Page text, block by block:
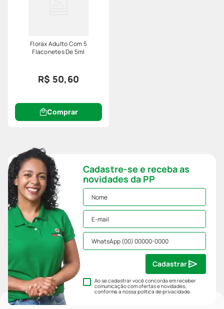
Florax Adulto Com 5
Flaconetes De 5ml
R$ 50,60
Comprar
Cadastre-se e receba as
novidades da PP
Ao se cadastrar você concorda em receber
comunicação com ofertas e novidades,
conforme a nossapolítica de privacidade.
Cadastrar